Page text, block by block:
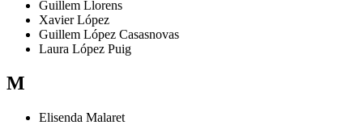
Guillem Llorens
Xavier López
Guillem López Casasnovas
Laura López Puig
M
Elisenda Malaret